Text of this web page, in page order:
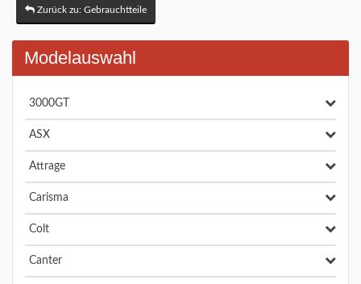
Zurück zu: Gebrauchtteile
Modelauswahl
3000GT
ASX
Attrage
Carisma
Colt
Canter